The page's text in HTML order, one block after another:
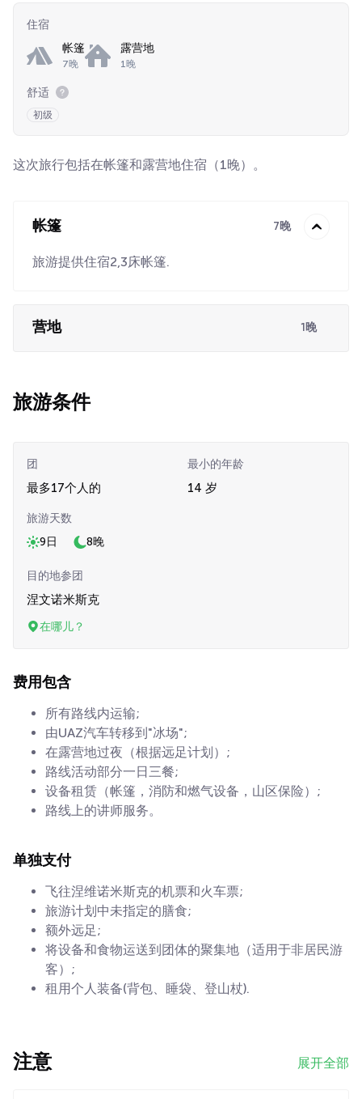
住宿
帐篷
7晚
露营地
1晚
舒适
初级
这次旅行包括在帐篷和露营地住宿（1晚）。
帐篷 7晚
旅游提供住宿2,3床帐篷.
营地 1晚
旅游条件
团
最多17个人的
最小的年龄
14 岁
旅游天数
9日
8晚
目的地参团
涅文诺米斯克
在哪儿？
费用包含
所有路线内运输;
由UAZ汽车转移到"冰场";
在露营地过夜（根据远足计划）;
路线活动部分一日三餐;
设备租赁（帐篷，消防和燃气设备，山区保险）;
路线上的讲师服务。
单独支付
飞往涅维诺米斯克的机票和火车票;
旅游计划中未指定的膳食;
额外远足;
将设备和食物运送到团体的聚集地（适用于非居民游
客）;
租用个人装备(背包、睡袋、登山杖).
注意 展开全部